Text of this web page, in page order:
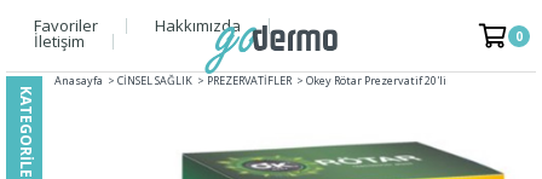
Favoriler Hakkımızda
İletişim 0
Anasayfa > CİNSEL SAĞLIK > PREZERVATİFLER > Okey Rötar Prezervatif 20'li